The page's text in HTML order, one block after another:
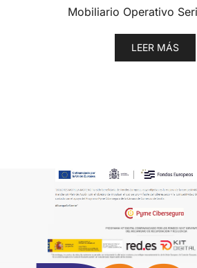
Mobiliario Operativo
LEER MÁS